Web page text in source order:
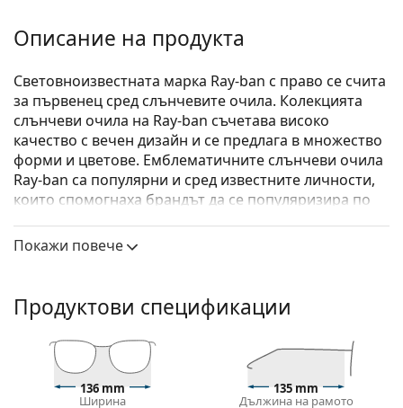
Описание на продукта
Световноизвестната марка Ray-ban с право се счита
за първенец сред слънчевите очила. Колекцията
слънчеви очила на Ray-ban съчетава високо
качество с вечен дизайн и се предлага в множество
форми и цветове. Емблематичните слънчеви очила
Ray-ban са популярни и сред известните личности,
които спомогнаха брандът да се популяризира по
Ray-Ban Aviator Large Metal RB3025 002/4O 58
Вижте как изглеждате с тези слънчеви очила с
виртуалното огледало на Lentiamo.
Слънчеви очила – рамки
Черният цвят на рамката перфектно съвпада с
хладни тонове на кожата и светло руса, светло
Покажи повече
Продуктови спецификации
136 mm
Ширина
135 mm
Дължина на рамото